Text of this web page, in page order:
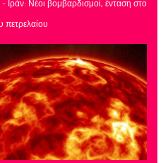
Νέοι βομβαρδισμοί, ένταση στο
πετρελαίου